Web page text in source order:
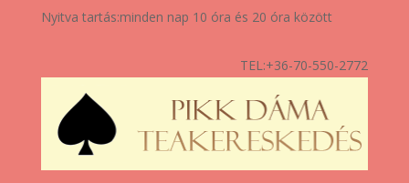
Nyitva tartás:minden nap 10 óra és 20 óra között
TEL:+36-70-550-2772